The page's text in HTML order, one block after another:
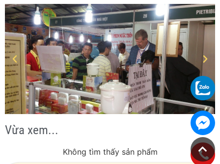
Vừa xem...
Không tìm thấy sản phẩm